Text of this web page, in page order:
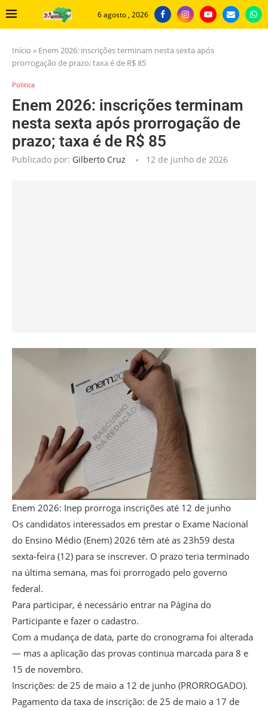
6 agosto , 2026
Início » Enem 2026: inscrições terminam nesta sexta após
prorrogação de prazo; taxa é de R$ 85
Politica
Enem 2026: inscrições terminam
nesta sexta após prorrogação de
prazo; taxa é de R$ 85
Publicado por: Gilberto Cruz 12 de junho de 2026
Enem 2026: Inep prorroga inscrições até 12 de junho
Os candidatos interessados em prestar o Exame Nacional
do Ensino Médio (Enem) 2026 têm até as 23h59 desta
sexta-feira (12) para se inscrever. O prazo teria terminado
na última semana, mas foi prorrogado pelo governo
federal.
Para participar, é necessário entrar na Página do
Participante e fazer o cadastro.
Com a mudança de data, parte do cronograma foi alterada
— mas a aplicação das provas continua marcada para 8 e
15 de novembro.
Inscrições: de 25 de maio a 12 de junho (PRORROGADO).
Pagamento da taxa de inscrição: de 25 de maio a 17 de